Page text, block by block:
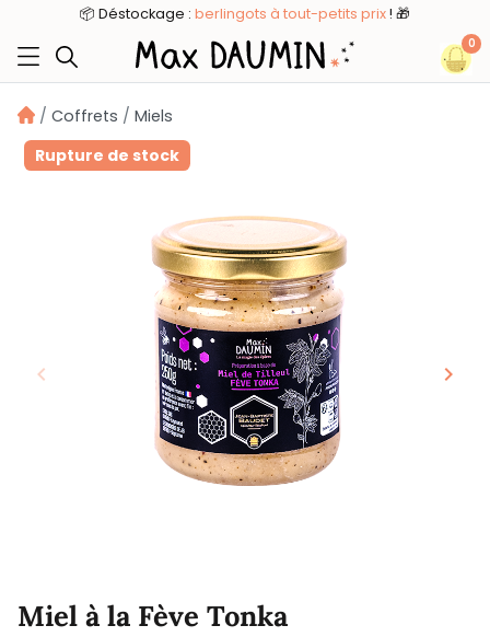
📦 Déstockage : berlingots à tout-petits prix! 🎁
0
Coffrets
Miels
Rupture de stock
Précédent
keyboard_arrow_left keyboard_arrow_right
Miel à la Fève Tonka